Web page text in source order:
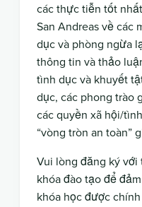
các thực tiễn tốt
San Andreas về các
dục và phòng ngừa
thông tin và thảo
tình dục và khuyết
dục, các phong trào
các quyền xã hội/
“vòng tròn an toàn”
Vui lòng đăng ký
khóa đào tạo để
khóa học được